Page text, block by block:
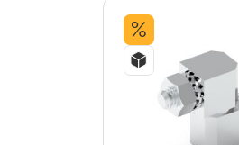
Отрасли:
оборудование
%